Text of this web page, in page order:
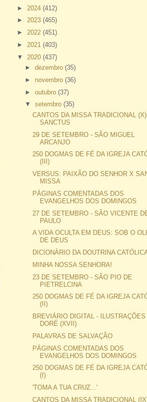
► 2024 (412)
► 2023 (465)
► 2022 (451)
► 2021 (403)
▼ 2020 (437)
► dezembro (35)
► novembro (36)
► outubro (37)
▼ setembro (35)
CANTOS DA MISSA TRADICIONAL
SANCTUS
29 DE SETEMBRO - SÃO MIGUEL
ARCANJO
250 DOGMAS DE FÉ DA IGREJA
(III)
VERSUS: PAIXÃO DO SENHOR X
MISSA
PÁGINAS COMENTADAS DOS
EVANGELHOS DOS DOMINGOS
27 DE SETEMBRO - SÃO VICENTE
PAULO
A VIDA OCULTA EM DEUS: SOB O
DE DEUS
DICIONÁRIO DA DOUTRINA
MINHA NOSSA SENHORA!
23 DE SETEMBRO - SÃO PIO DE
PIETRELCINA
250 DOGMAS DE FÉ DA IGREJA
(II)
BREVIÁRIO DIGITAL -
DORÉ (XVII)
PALAVRAS DE SALVAÇÃO
PÁGINAS COMENTADAS DOS
EVANGELHOS DOS DOMINGOS
250 DOGMAS DE FÉ DA IGREJA
(I)
'TOMA A TUA CRUZ...'
CANTOS DA MISSA TRADICIONAL